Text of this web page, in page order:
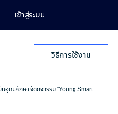
เข้าสู่ระบบ
วิธีการใช้งาน
นอุดมศึกษา จัดกิจกรรม “Young Smart